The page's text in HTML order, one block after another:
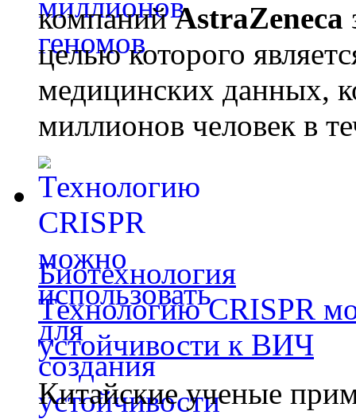
компанийAstraZeneca
целью которого
медицинских данных,
миллионов человек в
Биотехнология
Технологию CRISPR
устойчивости к ВИЧ
Китайские ученые